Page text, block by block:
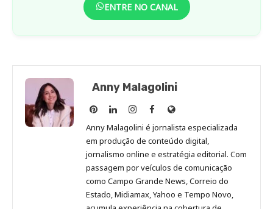
ENTRE NO CANAL
Anny Malagolini
Anny
Malagolini
no
Pinterest
Anny
Malagolini
no
LinkedIn
Anny
Malagolini
no
Instagram
Anny
Malagolini
no
Facebook
Site
de
Anny
Malagolini
Anny Malagolini é jornalista especializada
em produção de conteúdo digital,
jornalismo online e estratégia editorial. Com
passagem por veículos de comunicação
como Campo Grande News, Correio do
Estado, Midiamax, Yahoo e Tempo Novo,